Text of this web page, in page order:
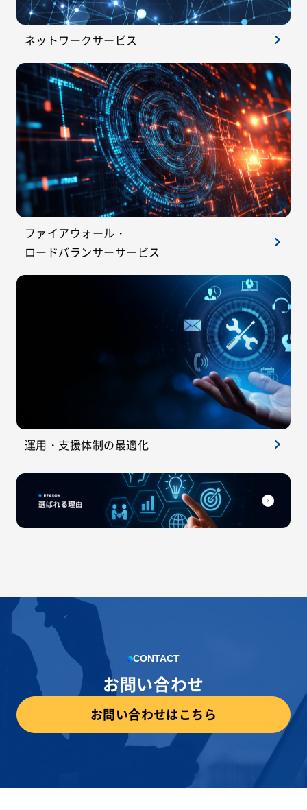
ネットワークサービス
ファイアウォール・
ロードバランサーサービス
運用・支援体制の最適化
CONTACT
お問い合わせ
お問い合わせはこちら